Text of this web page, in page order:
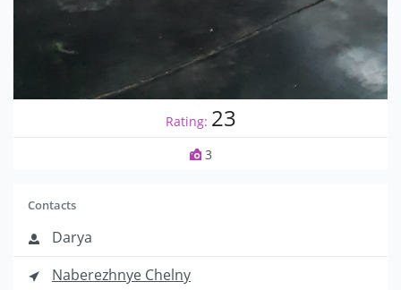
Rating: 23
3
Contacts
Darya
Naberezhnye Chelny